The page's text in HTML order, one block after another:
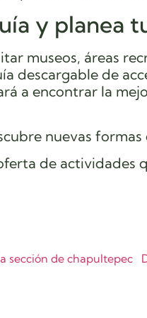
y planea
museos, áreas
descargable de
a encontrar la
nuevas
de actividades
sección de chapultepec